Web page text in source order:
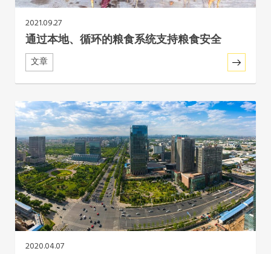
美国办公室
墨西哥、中美洲和加勒比海区秘书处
大洋洲秘书处
南美洲秘书处
南亚秘书处
东南亚秘书处
2021.09.27
通过本地、循环的粮食系统支持粮食安全
文章
2020.04.07